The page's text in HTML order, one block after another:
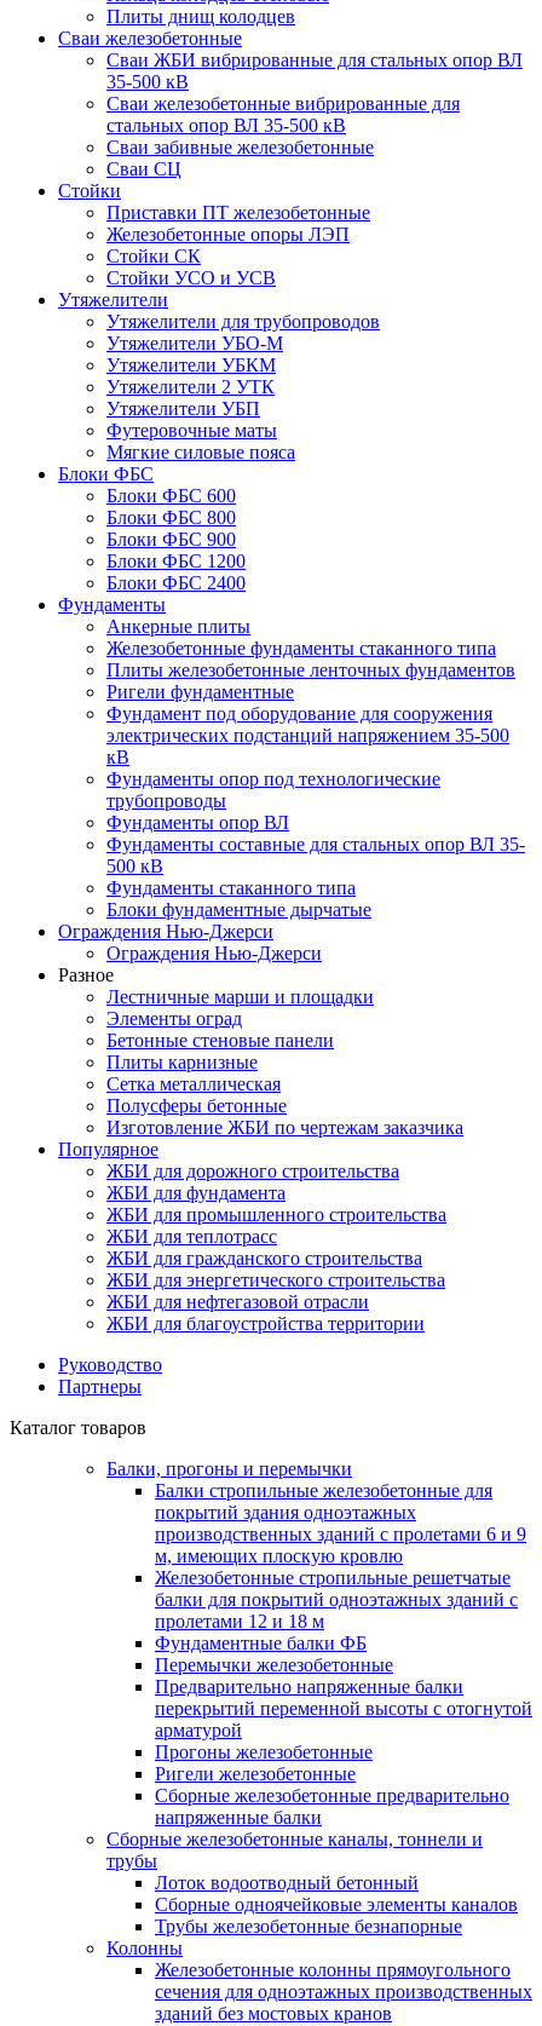
Плиты днищ колодцев
Сваи железобетонные
Сваи ЖБИ вибрированные для стальных опор ВЛ
35-500 кВ
Сваи железобетонные вибрированные для
стальных опор ВЛ 35-500 кВ
Сваи забивные железобетонные
Сваи СЦ
Стойки
Приставки ПТ железобетонные
Железобетонные опоры ЛЭП
Стойки СК
Стойки УСО и УСВ
Утяжелители
Утяжелители для трубопроводов
Утяжелители УБО-М
Утяжелители УБКМ
Утяжелители 2 УТК
Утяжелители УБП
Футеровочные маты
Мягкие силовые пояса
Блоки ФБС
Блоки ФБС 600
Блоки ФБС 800
Блоки ФБС 900
Блоки ФБС 1200
Блоки ФБС 2400
Фундаменты
Анкерные плиты
Железобетонные фундаменты стаканного типа
Плиты железобетонные ленточных фундаментов
Ригели фундаментные
Фундамент под оборудование для сооружения
электрических подстанций напряжением 35-500
кВ
Фундаменты опор под технологические
трубопроводы
Фундаменты опор ВЛ
Фундаменты составные для стальных опор ВЛ 35-
500 кВ
Фундаменты стаканного типа
Блоки фундаментные дырчатые
Ограждения Нью-Джерси
Ограждения Нью-Джерси
Разное
Лестничные марши и площадки
Элементы оград
Бетонные стеновые панели
Плиты карнизные
Сетка металлическая
Полусферы бетонные
Изготовление ЖБИ по чертежам заказчика
Популярное
ЖБИ для дорожного строительства
ЖБИ для фундамента
ЖБИ для промышленного строительства
ЖБИ для теплотрасс
ЖБИ для гражданского строительства
ЖБИ для энергетического строительства
ЖБИ для нефтегазовой отрасли
ЖБИ для благоустройства территории
Руководство
Партнеры
Каталог товаров
Балки, прогоны и перемычки
Балки стропильные железобетонные для
покрытий здания одноэтажных
производственных зданий с пролетами 6 и 9
м, имеющих плоскую кровлю
Железобетонные стропильные решетчатые
балки для покрытий одноэтажных зданий с
пролетами 12 и 18 м
Фундаментные балки ФБ
Перемычки железобетонные
Предварительно напряженные балки
перекрытий переменной высоты с отогнутой
арматурой
Прогоны железобетонные
Ригели железобетонные
Сборные железобетонные предварительно
напряженные балки
Сборные железобетонные каналы, тоннели и
трубы
Лоток водоотводный бетонный
Сборные одноячейковые элементы каналов
Трубы железобетонные безнапорные
Колонны
Железобетонные колонны прямоугольного
сечения для одноэтажных производственных
зданий без мостовых кранов